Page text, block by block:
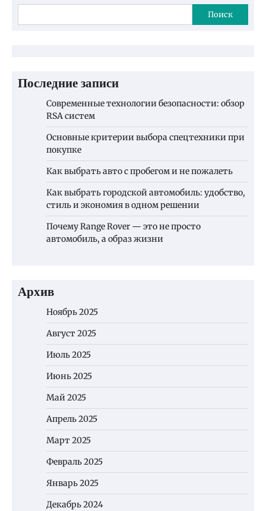
Поиск
Последние записи
Современные технологии безопасности: обзор
RSA систем
Основные критерии выбора спецтехники при
покупке
Как выбрать авто с пробегом и не пожалеть
Как выбрать городской автомобиль: удобство,
стиль и экономия в одном решении
Почему Range Rover — это не просто
автомобиль, а образ жизни
Архив
Ноябрь 2025
Август 2025
Июль 2025
Июнь 2025
Май 2025
Апрель 2025
Март 2025
Февраль 2025
Январь 2025
Декабрь 2024